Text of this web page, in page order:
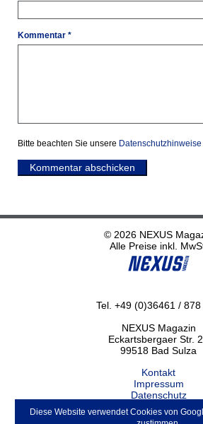
Kommentar *
Bitte beachten Sie unsere Datenschutzhinweise
Kommentar abschicken
© 2026 NEXUS
Alle Preise inkl.
Tel. +49 (0)36461 /
NEXUS Magazin
Eckartsbergaer Str.
99518 Bad Sulza
Kontakt
Impressum
Datenschutz
Haftungsausschluss
ABO kündigen
Diese Website verwendet Cookies von